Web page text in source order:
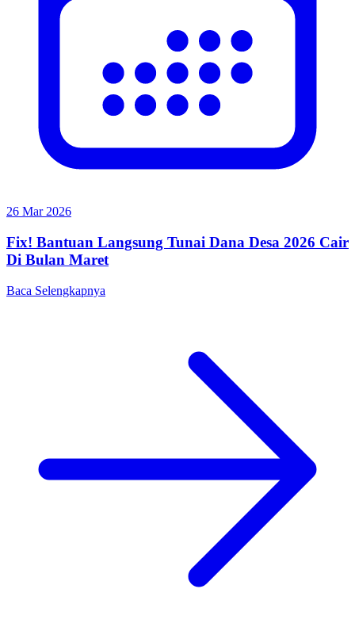
26 Mar 2026
Fix! Bantuan Langsung Tunai Dana Desa 2026 Cair
Di Bulan Maret
Baca Selengkapnya